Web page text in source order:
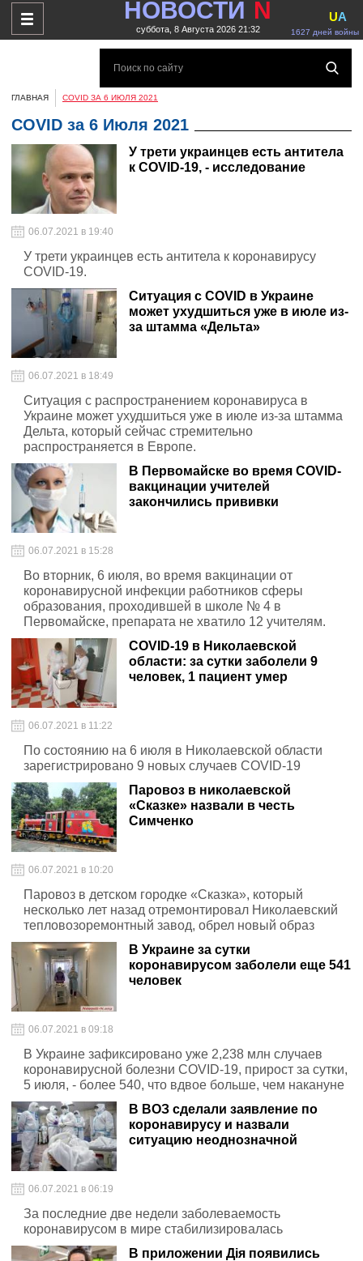
НОВОСТИ N
суббота, 8 Августа 2026 21:32 1627 дней войны
UA
ГЛАВНАЯ COVID ЗА 6 ИЮЛЯ 2021
COVID за 6 Июля 2021
У трети украинцев есть антитела
к COVID-19, - исследование
06.07.2021 в 19:40
У трети украинцев есть антитела к коронавирусу
COVID-19.
Ситуация с COVID в Украине
может ухудшиться уже в июле из-
за штамма «Дельта»
06.07.2021 в 18:49
Ситуация с распространением коронавируса в
Украине может ухудшиться уже в июле из-за штамма
Дельта, который сейчас стремительно
распространяется в Европе.
В Первомайске во время COVID-
вакцинации учителей
закончились прививки
06.07.2021 в 15:28
Во вторник, 6 июля, во время вакцинации от
коронавирусной инфекции работников сферы
образования, проходившей в школе № 4 в
Первомайске, препарата не хватило 12 учителям.
COVID-19 в Николаевской
области: за сутки заболели 9
человек, 1 пациент умер
06.07.2021 в 11:22
По состоянию на 6 июля в Николаевской области
зарегистрировано 9 новых случаев COVID-19
Паровоз в николаевской
«Сказке» назвали в честь
Симченко
06.07.2021 в 10:20
Паровоз в детском городке «Сказка», который
несколько лет назад отремонтировал Николаевский
тепловозоремонтный завод, обрел новый образ
В Украине за сутки
коронавирусом заболели еще 541
человек
06.07.2021 в 09:18
В Украине зафиксировано уже 2,238 млн случаев
коронавирусной болезни COVID-19, прирост за сутки,
5 июля, - более 540, что вдвое больше, чем накануне
В ВОЗ сделали заявление по
коронавирусу и назвали
ситуацию неоднозначной
06.07.2021 в 06:19
За последние две недели заболеваемость
коронавирусом в мире стабилизировалась
В приложении Дія появились